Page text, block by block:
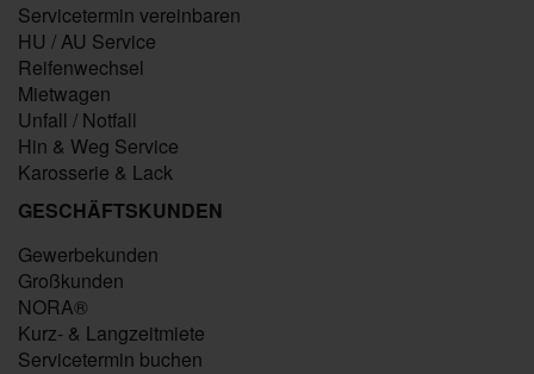
Servicetermin vereinbaren
HU / AU Service
Reifenwechsel
Mietwagen
Unfall / Notfall
Hin & Weg Service
Karosserie & Lack
GESCHÄFTSKUNDEN
Gewerbekunden
Großkunden
NORA®
Kurz- & Langzeitmiete
Servicetermin buchen